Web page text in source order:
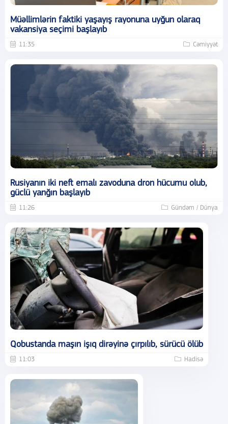
Müəllimlərin faktiki yaşayış rayonuna uyğun olaraq
vakansiya seçimi başlayıb
11:35 Cəmiyyət
Rusiyanın iki neft emalı zavoduna dron hücumu olub,
güclü yanğın başlayıb
11:26 Gündəm / Dünya
Qobustanda maşın işıq dirəyinə çırpılıb, sürücü ölüb
11:03 Hadisə